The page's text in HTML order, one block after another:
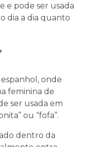
e pode ser usada
dia a dia quanto
onde
feminina de
ser usada em
ou “fofa”.
dentro da